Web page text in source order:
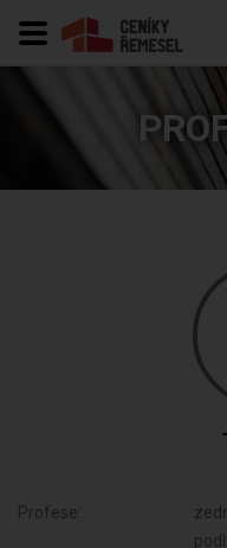
Profese: